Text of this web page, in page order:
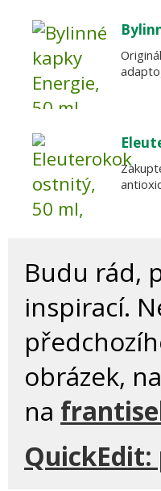
Budu rád,
inspirací.
obrázek,
na
QuickEdit: